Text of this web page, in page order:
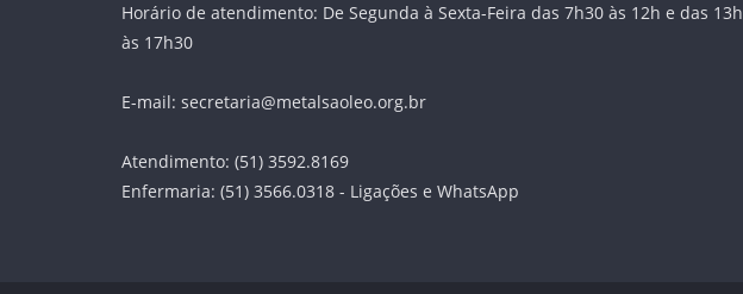
Horário de atendimento: De Segunda à Sexta-Feira das 7h30 às 12h e das 13h
às 17h30
E-mail: secretaria@metalsaoleo.org.br
Atendimento: (51) 3592.8169
Enfermaria: (51) 3566.0318 - Ligações e WhatsApp